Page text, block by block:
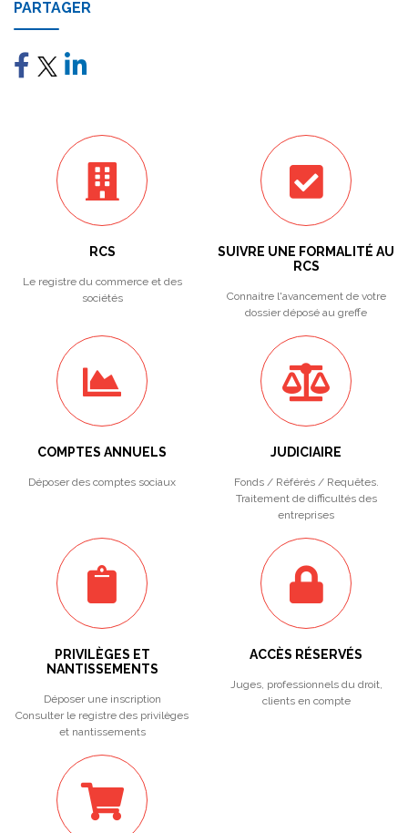
PARTAGER
RCS
Le registre du commerce et des
sociétés
SUIVRE UNE FORMALITÉ AU
RCS
Connaitre l'avancement de votre
dossier déposé au greffe
COMPTES ANNUELS
Déposer des comptes sociaux
JUDICIAIRE
Fonds / Référés / Requêtes.
Traitement de difficultés des
entreprises
PRIVILÈGES ET
NANTISSEMENTS
Déposer une inscription
Consulter le registre des privilèges
et nantissements
ACCÈS RÉSERVÉS
Juges, professionnels du droit,
clients en compte